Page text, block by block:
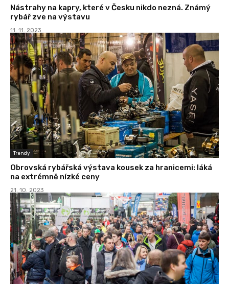
Nástrahy na kapry, které v Česku nikdo nezná. Známý
rybář zve na výstavu
11. 11. 2023
Trendy
Obrovská rybářská výstava kousek za hranicemi: láká
na extrémně nízké ceny
21. 10. 2023